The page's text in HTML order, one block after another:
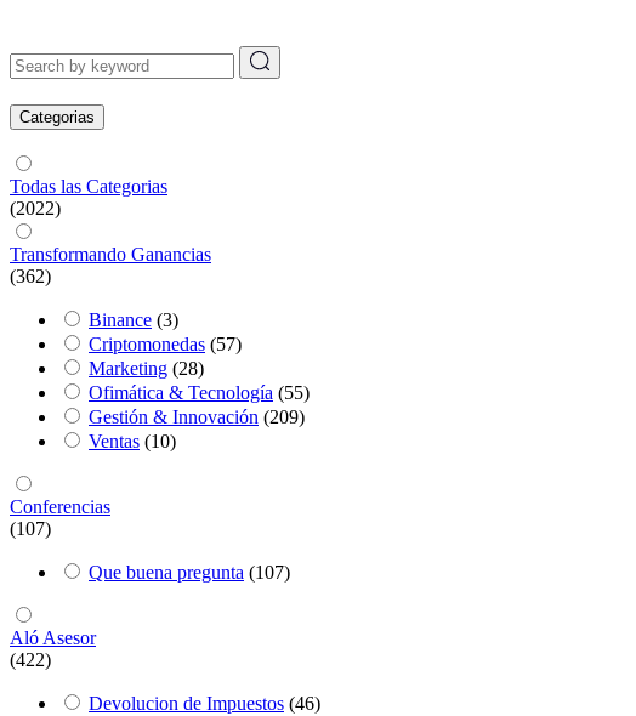
Categorias
Todas las Categorias
(2022)
Transformando Ganancias
(362)
Binance (3)
Criptomonedas (57)
Marketing (28)
Ofimática & Tecnología (55)
Gestión & Innovación (209)
Ventas (10)
Conferencias
(107)
Que buena pregunta (107)
Aló Asesor
(422)
Devolucion de Impuestos (46)